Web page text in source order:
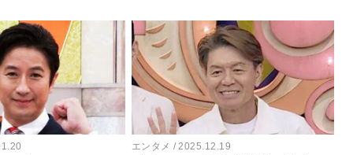
エンタメ 2025.12.19